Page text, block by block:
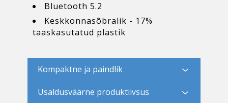
Bluetooth 5.2
Keskkonnasõbralik - 17%
taaskasutatud plastik
Kompaktne ja paindlik
Usaldusväärne produktiivsus